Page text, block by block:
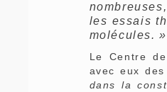
les essais
molécules.
Le Centre
avec eux
dans la